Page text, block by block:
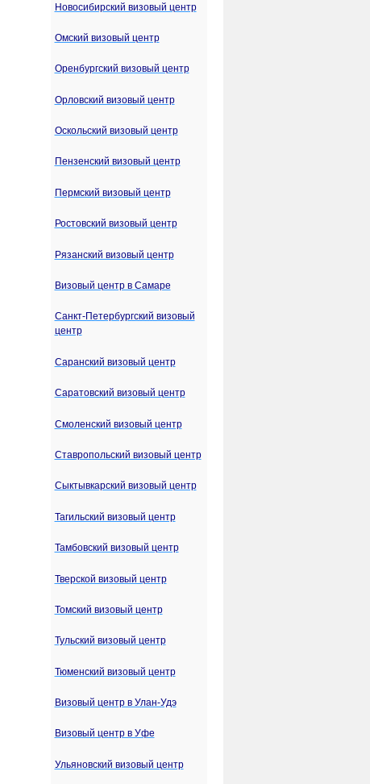
Новосибирский визовый центр
Омский визовый центр
Оренбургский визовый центр
Орловский визовый центр
Оскольский визовый центр
Пензенский визовый центр
Пермский визовый центр
Ростовский визовый центр
Рязанский визовый центр
Визовый центр в Самаре
Санкт-Петербургский визовый
центр
Саранский визовый центр
Саратовский визовый центр
Смоленский визовый центр
Ставропольский визовый центр
Сыктывкарский визовый центр
Тагильский визовый центр
Тамбовский визовый центр
Тверской визовый центр
Томский визовый центр
Тульский визовый центр
Тюменский визовый центр
Визовый центр в Улан-Удэ
Визовый центр в Уфе
Ульяновский визовый центр